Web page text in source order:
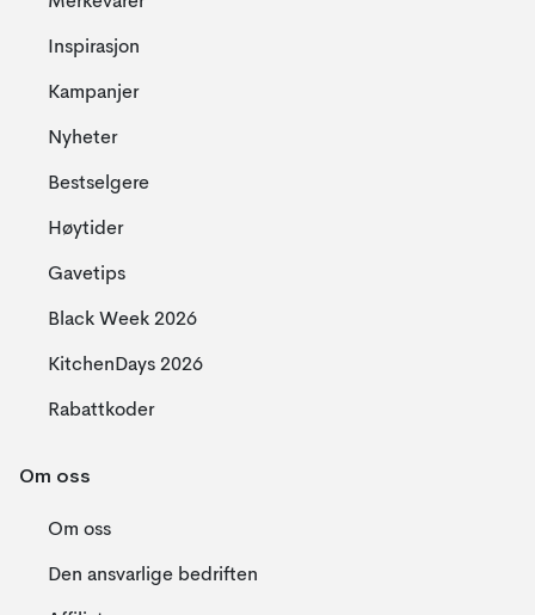
Inspirasjon
Kampanjer
Nyheter
Bestselgere
Høytider
Gavetips
Black Week 2026
KitchenDays 2026
Rabattkoder
Om oss
Om oss
Den ansvarlige bedriften